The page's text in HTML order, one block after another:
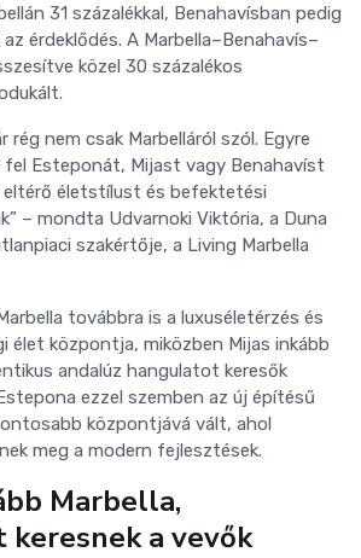
31 százalékkal, Benahavísban pedig
érdeklődés. A Marbella–Benahavís–
közel 30 százalékos
rég nem csak Marbelláról szól. Egyre
Esteponát, Mijast vagy Benahavíst
eltérő életstílust és befektetési
– mondta Udvarnoki Viktória, a Duna
szakértője, a Living Marbella
továbbra is a luxuséletérzés és
élet központja, miközben Mijas inkább
andalúz hangulatot keresők
ezzel szemben az új építésű
központjává vált, ahol
meg a modern fejlesztések.
Marbella,
a vevők